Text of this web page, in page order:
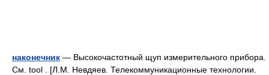
наконечник — Высокочастотный щуп измерительного прибора.
См. tool . [Л.М. Невдяев. Телекоммуникационные технологии.